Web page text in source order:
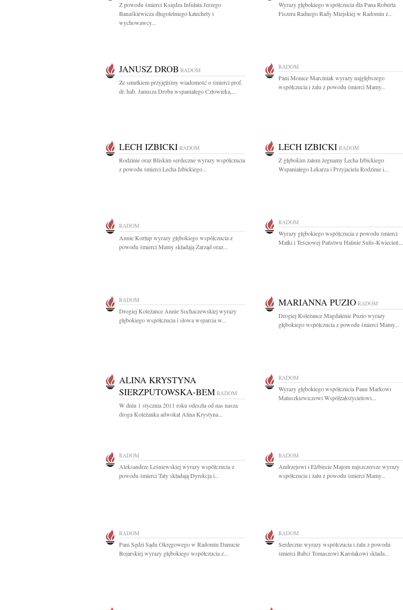
Z powodu śmierci Księdza Infułata Jerzego
Banaśkiewicza długoletniego katechety i
wychowawcy...
Wyrazy głębokiego współczucia dla Pana Roberta
Fiszera Radnego Rady Miejskiej w Radomiu z...
JANUSZ DROB RADOM
Ze smutkiem przyjęliśmy wiadomość o śmierci prof.
dr. hab. Janusza Droba wspaniałego Człowieka,...
RADOM
Pani Monice Marciniak wyrazy najgłębszego
współczucia i żalu z powodu śmierci Mamy...
LECH IZBICKI RADOM
Rodzinie oraz Bliskim serdeczne wyrazy współczucia
z powodu śmierci Lecha Izbickiego...
LECH IZBICKI RADOM
Z głębokim żalem żegnamy Lecha Izbickiego
Wspaniałego Lekarza i Przyjaciela Rodzinie i...
RADOM
Annie Korłup wyrazy głębokiego współczucia z
powodu śmierci Mamy składają Zarząd oraz...
RADOM
Wyrazy głębokiego współczucia z powodu śmierci
Matki i Teściowej Państwu Halinie Sulis-Kwiecień...
RADOM
Drogiej Koleżance Annie Sochaczewskiej wyrazy
głębokiego współczucia i słowa wsparcia w...
MARIANNA PUZIO RADOM
Drogiej Koleżance Magdalenie Puzio wyrazy
głębokiego współczucia z powodu śmierci Mamy...
ALINA KRYSTYNA
SIERZPUTOWSKA-BEM RADOM
W dniu 1 stycznia 2011 roku odeszła od nas nasza
droga Koleżanka adwokat Alina Krystyna...
RADOM
Wyrazy głębokiego współczucia Panu Markowi
Matuszkiewiczowi Współzałożycielowi...
RADOM
Aleksandrze Leśniewskiej wyrazy współczucia z
powodu śmierci Taty składają Dyrekcja i...
RADOM
Andrzejowi i Elżbiecie Majom najszczersze wyrazy
współczucia i żalu z powodu śmierci Mamy...
RADOM
Pani Sędzi Sądu Okręgowego w Radomiu Danucie
Bojarskiej wyrazy głębokiego współczucia z...
RADOM
Serdeczne wyrazy współczucia i żalu z powodu
śmierci Babci Tomaszowi Karolakowi składa...